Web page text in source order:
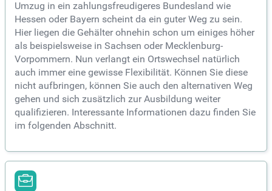
Umzug in ein zahlungsfreudigeres Bundesland wie
Hessen oder Bayern scheint da ein guter Weg zu sein.
Hier liegen die Gehälter ohnehin schon um einiges höher
als beispielsweise in Sachsen oder Mecklenburg-
Vorpommern. Nun verlangt ein Ortswechsel natürlich
auch immer eine gewisse Flexibilität. Können Sie diese
nicht aufbringen, können Sie auch den alternativen Weg
gehen und sich zusätzlich zur Ausbildung weiter
qualifizieren. Interessante Informationen dazu finden Sie
im folgenden Abschnitt.